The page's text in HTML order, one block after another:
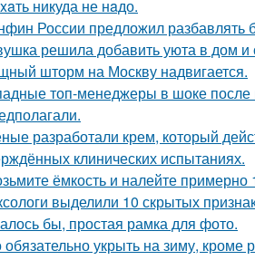
никуда не нaдо.
России предложил разбавлять
решила добавить уюта в дом
шторм на Москву надвигается.
топ-менеджеры в шоке после
разработали крем, который
клинических испытаниях.
ёмкость и налейте
выделили 10 скрытых
бы, простая рамка для фото.
обязательно укрыть на зиму, кроме